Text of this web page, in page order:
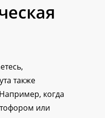
также
когда
или